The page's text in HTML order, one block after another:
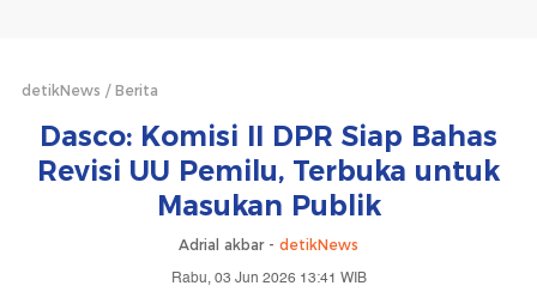
detikNews Berita
Dasco: Komisi II DPR Siap Bahas
Revisi UU Pemilu, Terbuka untuk
Masukan Publik
Adrial akbar - detikNews
Rabu, 03 Jun 2026 13:41 WIB